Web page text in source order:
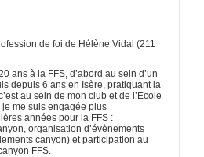
de foi de Hélène Vidal (211
ans à la FFS, d’abord au sein d’un
depuis 6 ans en Isère, pratiquant la
au sein de mon club et de l’Ecole
me suis engagée plus
années pour la FFS :
organisation d’évènements
canyon) et participation au
FFS.